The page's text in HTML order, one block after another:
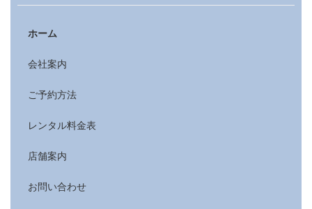
ホーム
会社案内
ご予約方法
レンタル料金表
店舗案内
お問い合わせ